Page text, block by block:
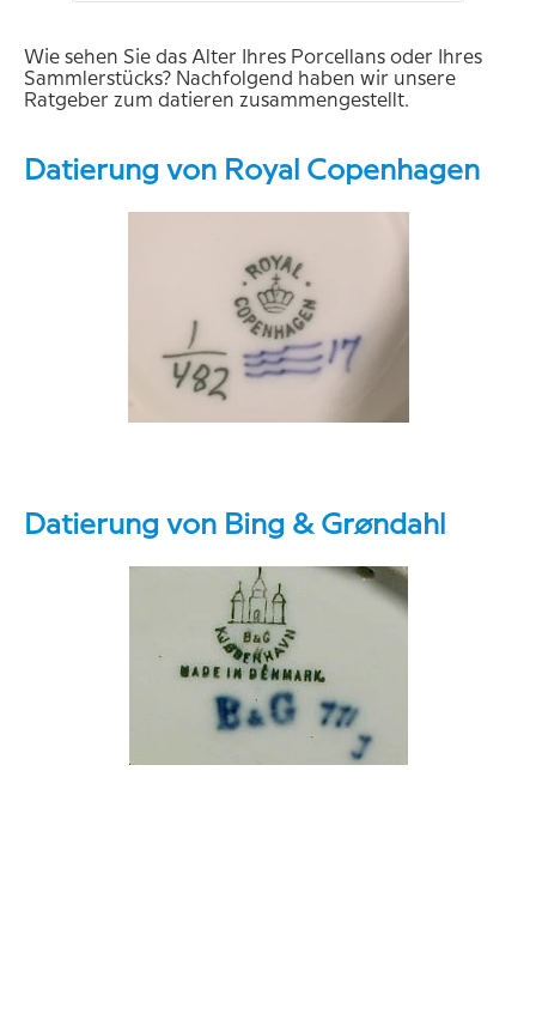
Wie sehen Sie das Alter Ihres Porcellans oder Ihres
Sammlerstücks? Nachfolgend haben wir unsere
Ratgeber zum datieren zusammengestellt.
Datierung von Royal Copenhagen
Datierung von Bing & Grøndahl